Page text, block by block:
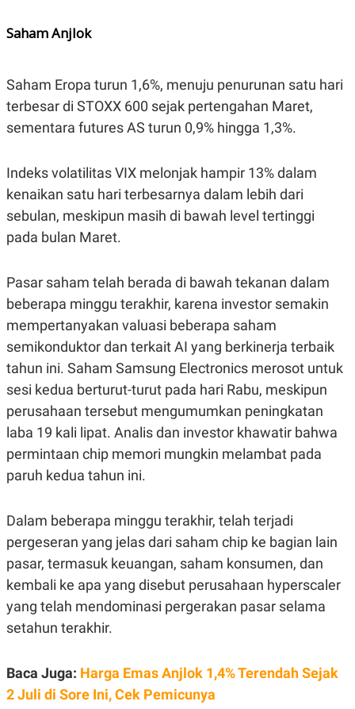
A
D
E
A
I
D
L
A
G
N
A
C
A
K
K
R
A
E
I
N
E
P
P
E
R
A
D
E
R
T
I
S
I
G
K
G
M
I
.
I
D
SITEMAP PROFILETERM
PEDOMAN
PEMBERITAAN
SIBER
Saham Anjlok
Saham Eropa turun 1,6%, menuju penurunan satu hari
terbesar di STOXX 600 sejak pertengahan Maret,
sementara futures AS turun 0,9% hingga 1,3%.
Indeks volatilitas VIX melonjak hampir 13% dalam
kenaikan satu hari terbesarnya dalam lebih dari
sebulan, meskipun masih di bawah level tertinggi
pada bulan Maret.
Pasar saham telah berada di bawah tekanan dalam
beberapa minggu terakhir, karena investor semakin
mempertanyakan valuasi beberapa saham
semikonduktor dan terkait AI yang berkinerja terbaik
tahun ini. Saham Samsung Electronics merosot untuk
sesi kedua berturut-turut pada hari Rabu, meskipun
perusahaan tersebut mengumumkan peningkatan
laba 19 kali lipat. Analis dan investor khawatir bahwa
permintaan chip memori mungkin melambat pada
paruh kedua tahun ini.
Dalam beberapa minggu terakhir, telah terjadi
pergeseran yang jelas dari saham chip ke bagian lain
pasar, termasuk keuangan, saham konsumen, dan
kembali ke apa yang disebut perusahaan hyperscaler
yang telah mendominasi pergerakan pasar selama
setahun terakhir.
Baca Juga: Harga Emas Anjlok 1,4% Terendah Sejak
2 Juli di Sore Ini, Cek Pemicunya